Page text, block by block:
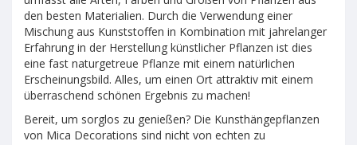
den besten Materialien. Durch die Verwendung einer
Mischung aus Kunststoffen in Kombination mit jahrelanger
Erfahrung in der Herstellung künstlicher Pflanzen ist dies
eine fast naturgetreue Pflanze mit einem natürlichen
Erscheinungsbild. Alles, um einen Ort attraktiv mit einem
überraschend schönen Ergebnis zu machen!
Bereit, um sorglos zu genießen? Die Kunsthängepflanzen
von Mica Decorations sind nicht von echten zu